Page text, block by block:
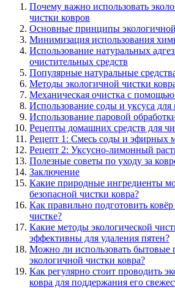
Почему важно использовать
чистки ковров
Основные принципы экологичной
Минимизация использования
Использование натуральных
очистительных средств
Популярные натуральные
Методы экологичной чистки
Механическая очистка с
Использование соды и уксуса для
Использование паровой
Рецепты домашних средств для
Рецепт 1: Смесь соды и эфирных
Рецепт 2: Уксусно-лимонный
Полезные советы по уходу за
Заключение
Какие природные ингредиенты
безопасной чистки ковра?
Как правильно подготовить ковёр
чистке?
Какие методы экологической
эффективны для удаления пятен?
Можно ли использовать бытовые
экологичной чистки ковра?
Как регулярно стоит проводить
ковра для поддержания его